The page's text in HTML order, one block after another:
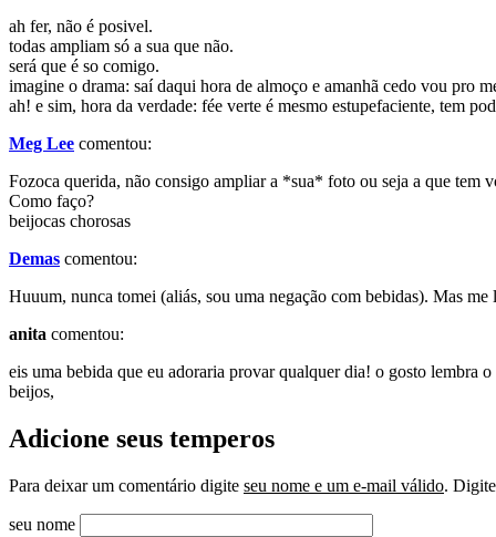
ah fer, não é posivel.
todas ampliam só a sua que não.
será que é so comigo.
imagine o drama: saí daqui hora de almoço e amanhã cedo vou pro
ah! e sim, hora da verdade: fée verte é mesmo estupefaciente, tem
Meg Lee comentou:
Fozoca querida, não consigo ampliar a *sua* foto ou seja a que tem
Como faço?
beijocas chorosas
Demas comentou:
Huuum, nunca tomei (aliás, sou uma negação com bebidas). Mas
anita comentou:
eis uma bebida que eu adoraria provar qualquer dia! o gosto lembra
beijos,
Adicione seus temperos
Para deixar um comentário digite seu nome e um e-mail válido.
seu nome